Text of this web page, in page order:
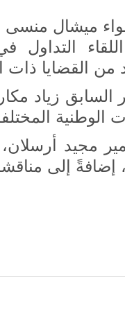
ميشال منسى
التداول
القضايا ذات
السابق زياد
الوطنية
مجيد
إضافةً إلى